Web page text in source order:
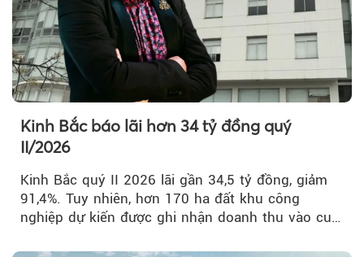
Kinh Bắc báo lãi hơn 34 tỷ đồng quý
II/2026
Kinh Bắc quý II 2026 lãi gần 34,5 tỷ đồng, giảm
91,4%. Tuy nhiên, hơn 170 ha đất khu công
nghiệp dự kiến được ghi nhận doanh thu vào cuối